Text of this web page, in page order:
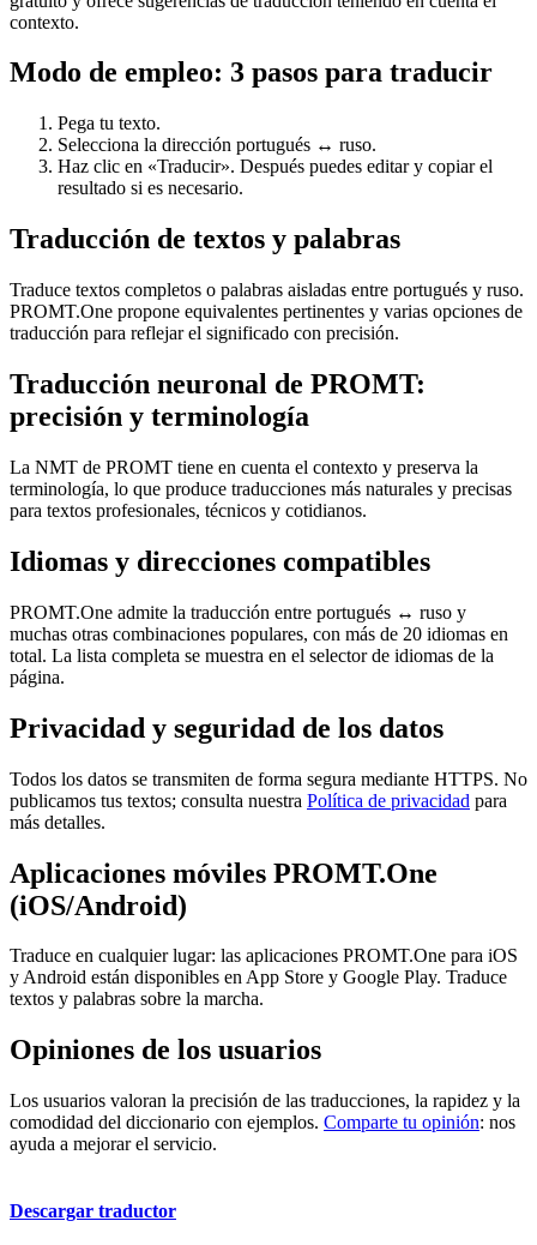
contexto.
Modo de empleo: 3 pasos para traducir
Pega tu texto.
Selecciona la dirección portugués ↔ ruso.
Haz clic en «Traducir». Después puedes editar y copiar el
resultado si es necesario.
Traducción de textos y palabras
Traduce textos completos o palabras aisladas entre portugués y ruso.
PROMT.One propone equivalentes pertinentes y varias opciones de
traducción para reflejar el significado con precisión.
Traducción neuronal de PROMT:
precisión y terminología
La NMT de PROMT tiene en cuenta el contexto y preserva la
terminología, lo que produce traducciones más naturales y precisas
para textos profesionales, técnicos y cotidianos.
Idiomas y direcciones compatibles
PROMT.One admite la traducción entre portugués ↔ ruso y
muchas otras combinaciones populares, con más de 20 idiomas en
total. La lista completa se muestra en el selector de idiomas de la
página.
Privacidad y seguridad de los datos
Todos los datos se transmiten de forma segura mediante HTTPS. No
publicamos tus textos; consulta nuestra Política de privacidad para
más detalles.
Aplicaciones móviles PROMT.One
(iOS/Android)
Traduce en cualquier lugar: las aplicaciones PROMT.One para iOS
y Android están disponibles en App Store y Google Play. Traduce
textos y palabras sobre la marcha.
Opiniones de los usuarios
Los usuarios valoran la precisión de las traducciones, la rapidez y la
comodidad del diccionario con ejemplos. Comparte tu opinión: nos
ayuda a mejorar el servicio.
Descargar traductor